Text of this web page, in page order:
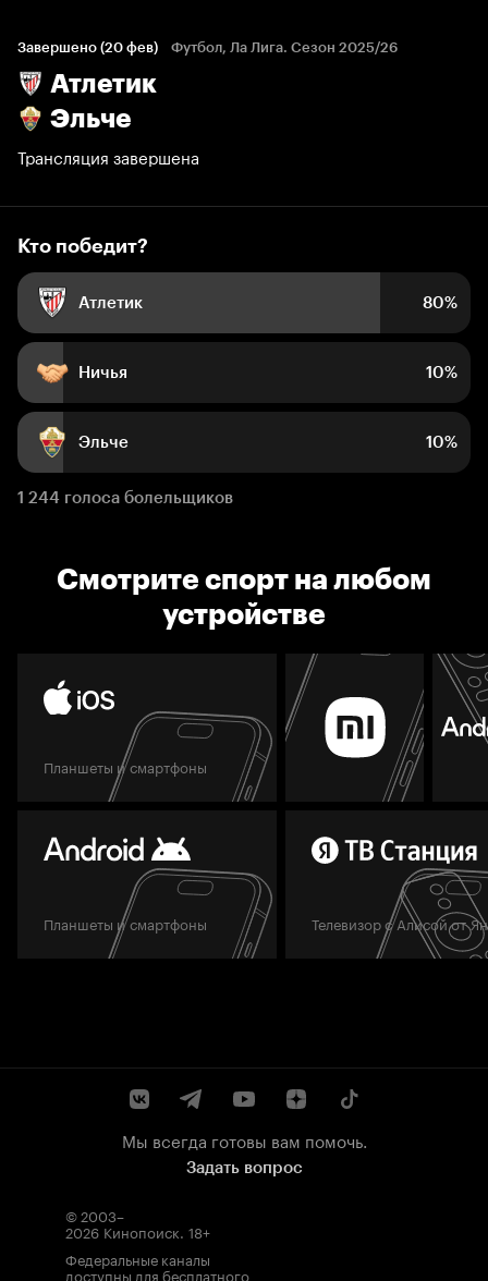
Завершено (20 фев) Футбол, Ла Лига. Сезон 2025/26
Атлетик
Эльче
Трансляция завершена
80%
Кто победит?
Атлетик 80%
Ничья 10%
Эльче 10%
1 244 голоса болельщиков
Смотрите спорт на любом
устройстве
Планшеты и смартфоны
Планшеты и смартфоны Телевизор с Алисой от
Мы всегда готовы вам помочь.
Задать вопрос
© 2003–
2026 Кинопоиск 18+
Федеральные каналы
доступны для бесплатного